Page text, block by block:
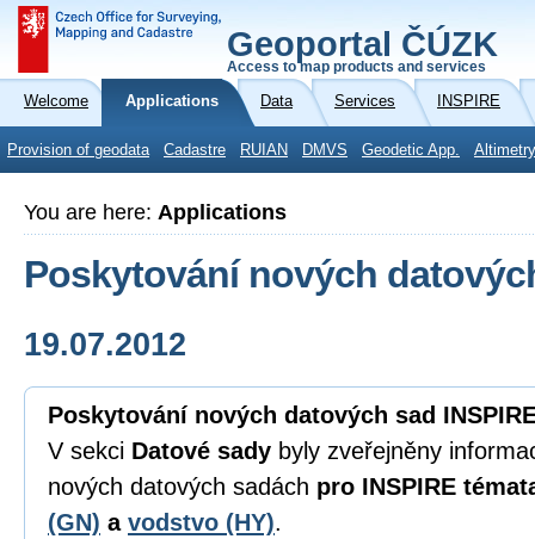
Geoportal ČÚZK
Access to map products and services
Welcome Applications Data Services INSPIRE
Provision of geodata Cadastre RUIAN DMVS Geodetic App.
You are here: Applications
Poskytování nových
19.07.2012
Poskytování nových datových sad
V sekci Datové sady byly zveřejněny
nových datových sadách pro INSPIRE
(GN) a vodstvo (HY).